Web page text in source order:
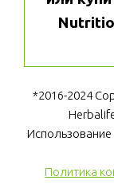
*2016-2024
Политика